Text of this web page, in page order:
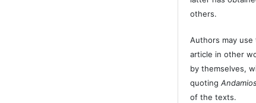
others.
Authors may
article in other
by themselves,
quoting
of the texts.